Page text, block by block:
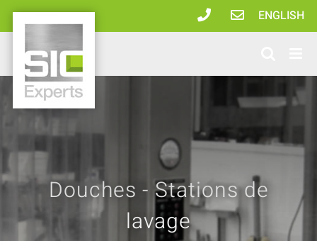
Passer
au
contenu
ENGLISH
Douches - Stations de
lavage